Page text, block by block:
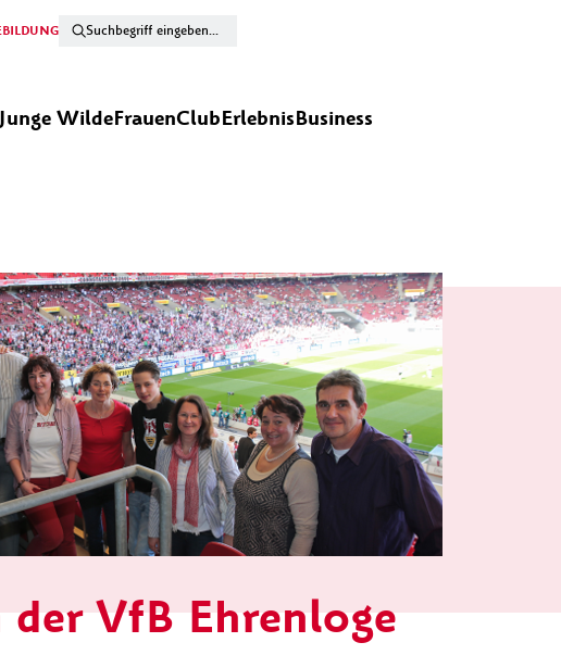
BILDUNG
Junge WildeFrauenClubErlebnisBusiness
VfB Ehrenloge